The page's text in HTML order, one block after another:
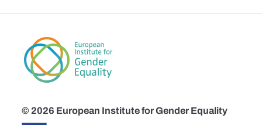
© 2026 European Institute for Gender Equality